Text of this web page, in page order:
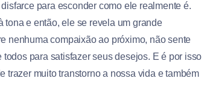
para esconder como ele realmente é.
tona e então, ele se revela um grande
nenhuma compaixão ao próximo, não sente
para satisfazer seus desejos. E é por isso
trazer muito transtorno a nossa vida e também